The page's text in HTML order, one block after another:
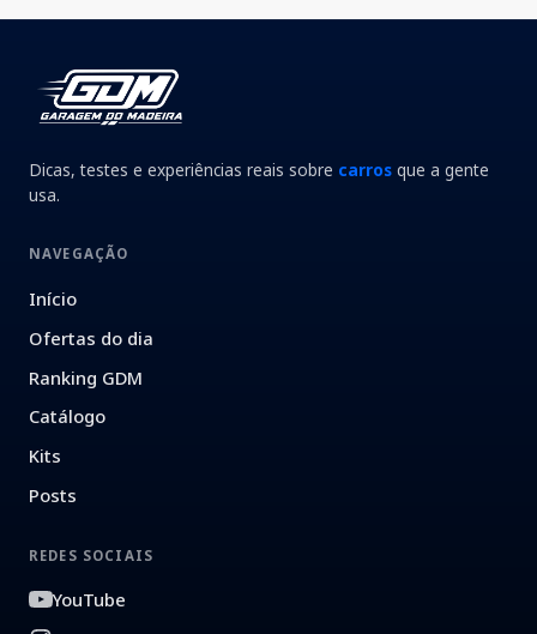
Dicas, testes e experiências reais sobre carros que a gente
usa.
NAVEGAÇÃO
Início
Ofertas do dia
Ranking GDM
Catálogo
Kits
Posts
REDES SOCIAIS
YouTube